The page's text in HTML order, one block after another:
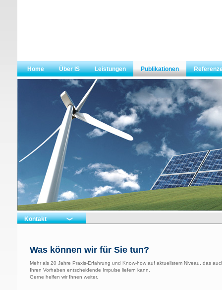
Home Über IS Leistungen Publikationen
Kontakt
Was können wir für Sie tun?
Mehr als 20 Jahre Praxis-Erfahrung und Know-how auf aktuellstem Niveau, das
Ihren Vorhaben entscheidende Impulse liefern kann.
Gerne helfen wir Ihnen weiter.